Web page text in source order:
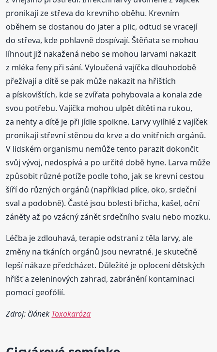
pronikají ze střeva do krevního oběhu. Krevním
oběhem se dostanou do jater a plic, odtud se vracejí
do střeva, kde pohlavně dospívají. Štěňata se mohou
líhnout již nakažená nebo se mohou larvami nakazit
z mléka feny při sání. Vyloučená vajíčka dlouhodobě
přežívají a dítě se pak může nakazit na hřištích
a pískovištích, kde se zvířata pohybovala a konala zde
svou potřebu. Vajíčka mohou ulpět dítěti na rukou,
za nehty a dítě je při jídle spolkne. Larvy vylíhlé z vajíček
pronikají střevní stěnou do krve a do vnitřních orgánů.
V lidském organismu nemůže tento parazit dokončit
svůj vývoj, nedospívá a po určité době hyne. Larva může
způsobit různé potíže podle toho, jak se krevní cestou
šíří do různých orgánů (například plíce, oko, srdeční
sval a podobně). Časté jsou bolesti břicha, kašel, oční
záněty až po vzácný zánět srdečního svalu nebo mozku.
Léčba je zdlouhavá, terapie odstraní z těla larvy, ale
změny na tkáních orgánů jsou nevratné. Je skutečně
lepší nákaze předcházet. Důležité je oplocení dětských
hřišť a zeleninových zahrad, zabránění kontaminaci
pomocí geofólií.
Zdroj: článek Toxokaróza